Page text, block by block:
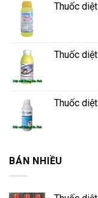
Thuốc
Thuốc
Thuốc
BÁN NHIỀU